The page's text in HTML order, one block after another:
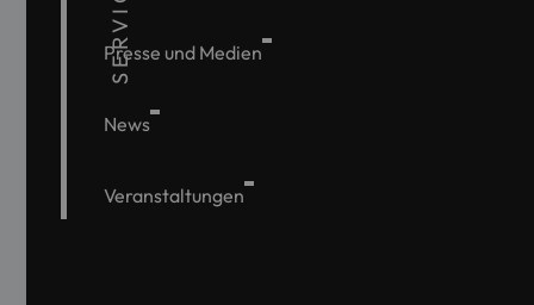
SERVICE
Presse und Medien
News
Veranstaltungen